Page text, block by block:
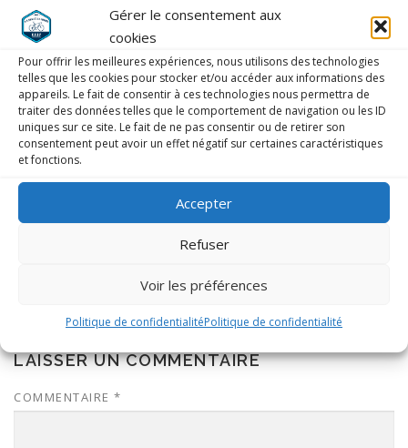
Gérer le consentement aux
cookies
Pour offrir les meilleures expériences, nous utilisons des technologies
telles que les cookies pour stocker et/ou accéder aux informations des
appareils. Le fait de consentir à ces technologies nous permettra de
traiter des données telles que le comportement de navigation ou les ID
uniques sur ce site. Le fait de ne pas consentir ou de retirer son
consentement peut avoir un effet négatif sur certaines caractéristiques
et fonctions.
Accepter
Refuser
Voir les préférences
Politique de confidentialitéPolitique de confidentialité
LAISSER UN COMMENTAIRE
COMMENTAIRE *